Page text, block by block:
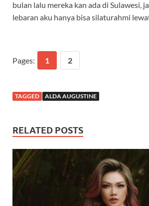
bulan lalu mereka kan ada di Sulawesi,
lebaran aku hanya bisa silaturahmi
Pages: 1 2
TAGGED ALDA AUGUSTINE
RELATED POSTS